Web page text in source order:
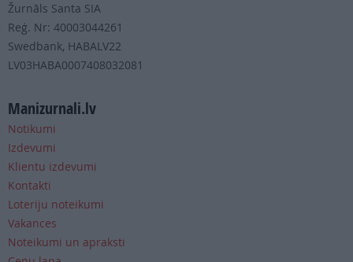
Žurnāls Santa SIA
Reģ. Nr: 40003044261
Swedbank, HABALV22
LV03HABA0007408032081
Manizurnali.lv
Notikumi
Izdevumi
Klientu izdevumi
Kontakti
Loteriju noteikumi
Vakances
Noteikumi un apraksti